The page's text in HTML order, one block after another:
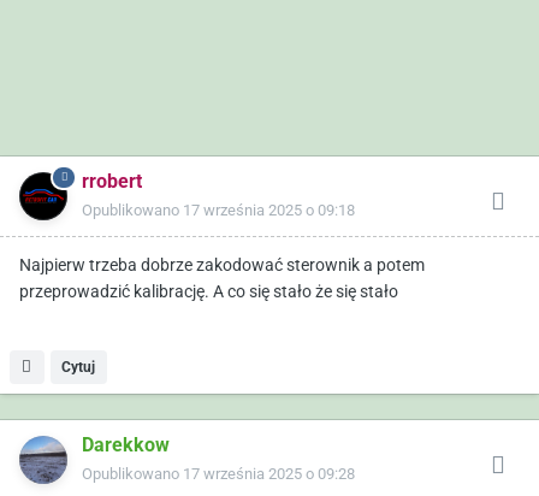
rrobert
Opublikowano 17 września 2025 o 09:18
Najpierw trzeba dobrze zakodować sterownik a potem
przeprowadzić kalibrację. A co się stało że się stało
Cytuj
Darekkow
Opublikowano 17 września 2025 o 09:28